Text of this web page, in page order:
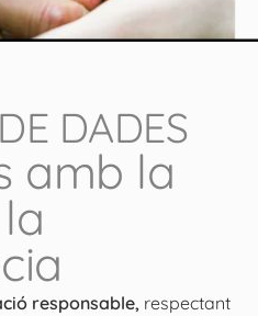
DADES
amb la
responsable, respectant